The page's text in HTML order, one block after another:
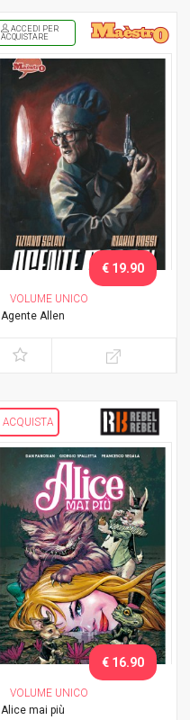
ACCEDI PER
ACQUISTARE
VOLUME UNICO
Agente Allen
€ 19.90
ACQUISTA
VOLUME UNICO
Alice mai più
€ 16.90